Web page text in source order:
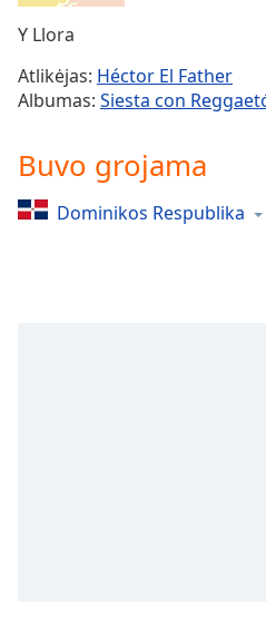
Duration-:-
Loaded:
Stream
TypeLIVE
live,
currently
liveLIVE
Y Llora
Atlikėjas: Héctor El Father
Albumas: Siesta con
Buvo grojama
Dominikos Respublika